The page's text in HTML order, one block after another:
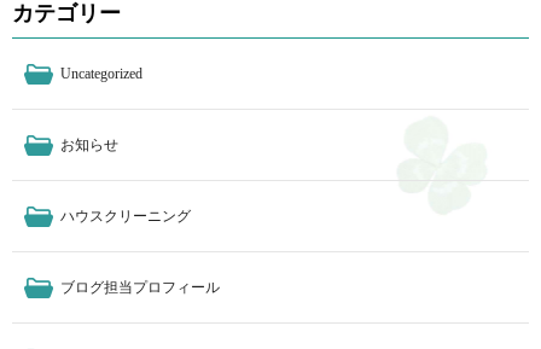
カテゴリー
Uncategorized
お知らせ
ハウスクリーニング
ブログ担当プロフィール